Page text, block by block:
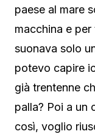
paese al mare
macchina e
suonava solo
potevo capire
già trentenne
palla? Poi a un
così, voglio